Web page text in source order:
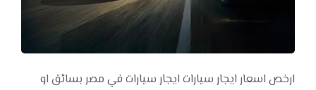
ارخص اسعار ايجار سيارات ايجار سيارات في مصر بسائق او